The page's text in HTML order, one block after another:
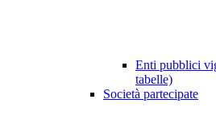
Enti pubblici
tabelle)
Società partecipate